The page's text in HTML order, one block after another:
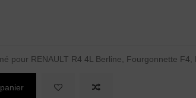
pour RENAULT R4 4L Berline, Fourgonnette